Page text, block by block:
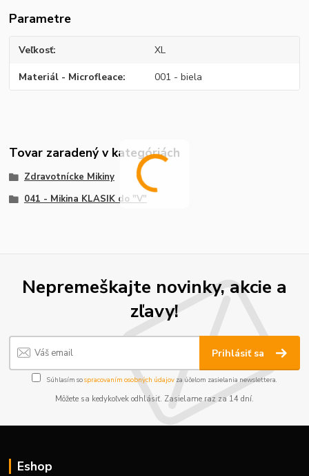
Parametre
Veľkosť XL
Materiál - Microfleace 001 - biela
Tovar zaradený v kategóriách
Zdravotnícke Mikiny
041 - Mikina KLASIK do "V"
Nepremeškajte novinky, akcie a
zľavy!
Prihlásiť sa
Súhlasím sospracovaním osobných údajov za účelom zasielania newslettera.
Môžete sa kedykoľvek odhlásiť. Zasielame raz za 14 dní.
Eshop